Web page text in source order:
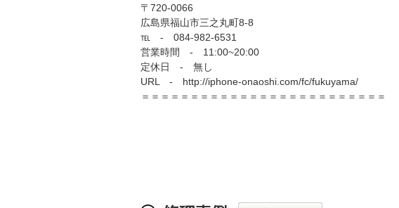
〒720-0066
広島県福山市三之丸町8‐8
℡ ‐ 084-982-6531
営業時間 ‐ 11:00~20:00
定休日 ‐ 無し
URL ‐ http://iphone-onaoshi.com/fc/fukuyama/
＝＝＝＝＝＝＝＝＝＝＝＝＝＝＝＝＝＝＝＝＝＝＝＝＝